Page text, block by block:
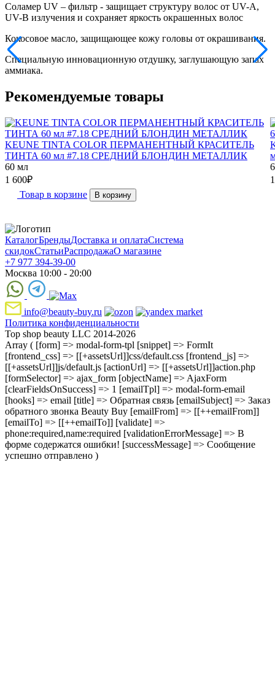
Соламер UV – фильтр - защищает структуру волос от UV-A,
UV-B излучения и сохраняет яркость окрашенных волос
Кокосовое масло, защищающее кожу головы от окрашивания.
Специальную инновационную отдушку, заглушающую запах
аммиака.
Рекомендуемые товары
KEUNE TINTA COLOR ПЕРМАНЕНТНЫЙ КРАСИТЕЛЬ
ТИНТА 60 мл #7.18 СРЕДНИЙ БЛОНДИН МЕТАЛЛИК
60 мл
1 600₽
Товар в корзине
В корзину
КаталогБрендыДоставка и оплатаСистема
скидокСтатьиРаспродажаО магазине
+7 977 394-39-00
Москва 10:00 - 20:00
info@beauty-buy.ru
Политика конфиденциальности
Top shop beauty LLC 2014-2026
Array ( [form] => modal-form-tpl [snippet] => FormIt
[frontend_css] => [[+assetsUrl]]css/default.css [frontend_js] =>
[[+assetsUrl]]js/default.js [actionUrl] => [[+assetsUrl]]action.php
[formSelector] => ajax_form [objectName] => AjaxForm
[clearFieldsOnSuccess] => 1 [emailTpl] => modal-form-email
[hooks] => email [title] => Обратная связь [emailSubject] => Заказ
обратного звонка Beauty Buy [emailFrom] => [[++emailFrom]]
[emailTo] => [[++emailTo]] [validate] =>
phone:required,name:required [validationErrorMessage] => В
форме содержатся ошибки! [successMessage] => Сообщение
успешно отправлено )